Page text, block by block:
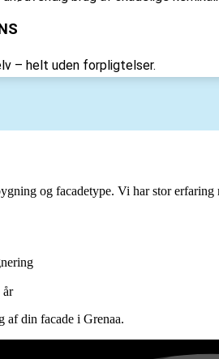
– helt uden forpligtelser.
og facadetype. Vi har stor
år
af din facade i Grenaa.